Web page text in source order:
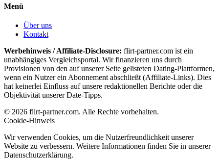
Menü
Über uns
Kontakt
Werbehinweis / Affiliate-Disclosure: flirt-partner.com ist ein
unabhängiges Vergleichsportal. Wir finanzieren uns durch
Provisionen von den auf unserer Seite gelisteten Dating-Plattformen,
wenn ein Nutzer ein Abonnement abschließt (Affiliate-Links). Dies
hat keinerlei Einfluss auf unsere redaktionellen Berichte oder die
Objektivität unserer Date-Tipps.
© 2026 flirt-partner.com. Alle Rechte vorbehalten.
Cookie-Hinweis
Wir verwenden Cookies, um die Nutzerfreundlichkeit unserer
Website zu verbessern. Weitere Informationen finden Sie in unserer
Datenschutzerklärung.